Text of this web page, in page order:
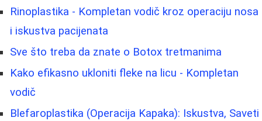
Rinoplastika - Kompletan vodič kroz operaciju nosa
i iskustva pacijenata
Sve što treba da znate o Botox tretmanima
Kako efikasno ukloniti fleke na licu - Kompletan
vodič
Blefaroplastika (Operacija Kapaka): Iskustva, Saveti